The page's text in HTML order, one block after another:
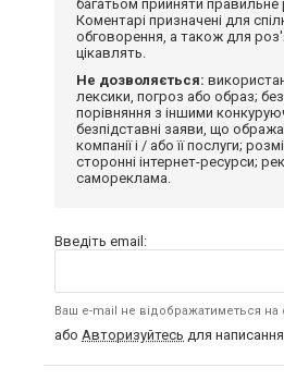
багатьом прийняти правильне
Коментарі призначені для
обговорення, а також для
цікавлять.
Не дозволяється:
лексики, погроз або образ;
порівняння з іншими
безпідставні заяви, що
компанії і / або її послуги;
сторонні інтернет-ресурси;
самореклама.
Введіть email:
Ваш e-mail не відображатиметься на
або Авторизуйтесь для написання